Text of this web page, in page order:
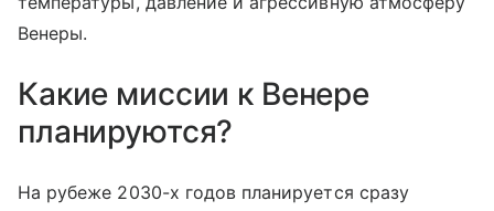
Венеры.
Какие миссии к Венере
планируются?
На рубеже 2030-х годов планируется сразу